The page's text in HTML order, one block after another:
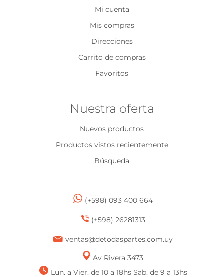
Mi cuenta
Mis compras
Direcciones
Carrito de compras
Favoritos
Nuestra oferta
Nuevos productos
Productos vistos recientemente
Búsqueda
(+598) 093 400 664
(+598) 26281313
ventas@detodaspartes.com.uy
Av Rivera 3473
Lun. a Vier. de 10 a 18hs Sab. de 9 a 13hs